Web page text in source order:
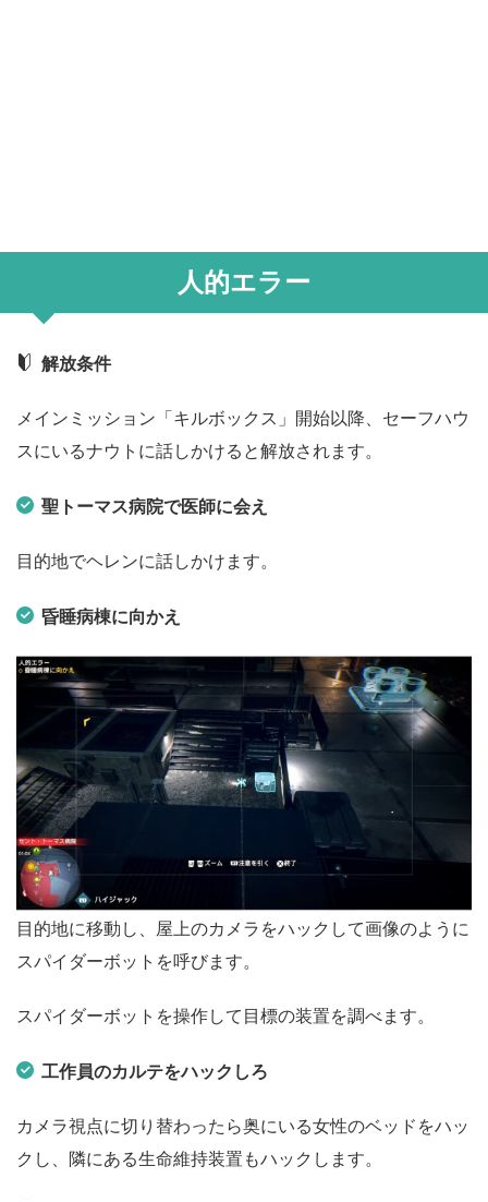
人的エラー
解放条件
メインミッション「キルボックス」開始以降、セーフハウ
スにいるナウトに話しかけると解放されます。
聖トーマス病院で医師に会え
目的地でヘレンに話しかけます。
昏睡病棟に向かえ
目的地に移動し、屋上のカメラをハックして画像のように
スパイダーボットを呼びます。
スパイダーボットを操作して目標の装置を調べます。
工作員のカルテをハックしろ
カメラ視点に切り替わったら奥にいる女性のベッドをハッ
クし、隣にある生命維持装置もハックします。